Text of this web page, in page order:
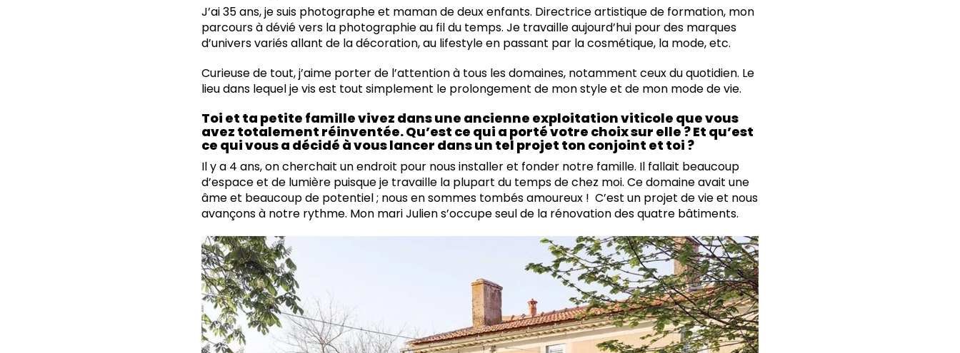
J’ai 35 ans, je suis photographe et maman de deux enfants. Directrice artistique de formation, mon
parcours à dévié vers la photographie au fil du temps. Je travaille aujourd’hui pour des marques
d’univers variés allant de la décoration, au lifestyle en passant par la cosmétique, la mode, etc.
Curieuse de tout, j’aime porter de l’attention à tous les domaines, notamment ceux du quotidien. Le
lieu dans lequel je vis est tout simplement le prolongement de mon style et de mon mode de vie.
Toi et ta petite famille vivez dans une ancienne exploitation viticole que vous
avez totalement réinventée. Qu’est ce qui a porté votre choix sur elle ? Et qu’est
ce qui vous a décidé à vous lancer dans un tel projet ton conjoint et toi ?
Il y a 4 ans, on cherchait un endroit pour nous installer et fonder notre famille. Il fallait beaucoup
d’espace et de lumière puisque je travaille la plupart du temps de chez moi. Ce domaine avait une
âme et beaucoup de potentiel ; nous en sommes tombés amoureux ! C’est un projet de vie et nous
avançons à notre rythme. Mon mari Julien s’occupe seul de la rénovation des quatre bâtiments.